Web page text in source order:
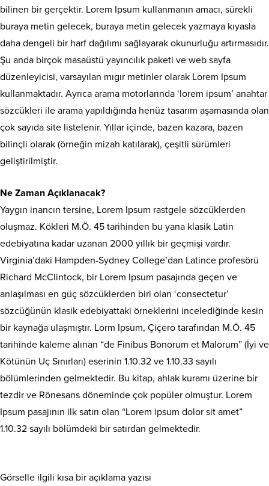
bilinen bir gerçektir. Lorem Ipsum kullanmanın amacı, sürekli
buraya metin gelecek, buraya metin gelecek yazmaya kıyasla
daha dengeli bir harf dağılımı sağlayarak okunurluğu artırmasıdır.
Şu anda birçok masaüstü yayıncılık paketi ve web sayfa
düzenleyicisi, varsayılan mıgır metinler olarak Lorem Ipsum
kullanmaktadır. Ayrıca arama motorlarında ‘lorem ipsum’ anahtar
sözcükleri ile arama yapıldığında henüz tasarım aşamasında olan
çok sayıda site listelenir. Yıllar içinde, bazen kazara, bazen
bilinçli olarak (örneğin mizah katılarak), çeşitli sürümleri
geliştirilmiştir.
Ne Zaman Açıklanacak?
Yaygın inancın tersine, Lorem Ipsum rastgele sözcüklerden
oluşmaz. Kökleri M.Ö. 45 tarihinden bu yana klasik Latin
edebiyatına kadar uzanan 2000 yıllık bir geçmişi vardır.
Virginia’daki Hampden-Sydney College’dan Latince profesörü
Richard McClintock, bir Lorem Ipsum pasajında geçen ve
anlaşılması en güç sözcüklerden biri olan ‘consectetur’
sözcüğünün klasik edebiyattaki örneklerini incelediğinde kesin
bir kaynağa ulaşmıştır. Lorm Ipsum, Çiçero tarafından M.Ö. 45
tarihinde kaleme alınan “de Finibus Bonorum et Malorum” (İyi ve
Kötünün Uç Sınırları) eserinin 1.10.32 ve 1.10.33 sayılı
bölümlerinden gelmektedir. Bu kitap, ahlak kuramı üzerine bir
tezdir ve Rönesans döneminde çok popüler olmuştur. Lorem
Ipsum pasajının ilk satırı olan “Lorem ipsum dolor sit amet”
1.10.32 sayılı bölümdeki bir satırdan gelmektedir.
Görselle ilgili kısa bir açıklama yazısı